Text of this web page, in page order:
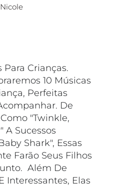
Para Crianças.
10 Músicas
Perfeitas
De
"Twinkle,
A Sucessos
Shark", Essas
Farão Seus Filhos
Além De
Interessantes, Elas